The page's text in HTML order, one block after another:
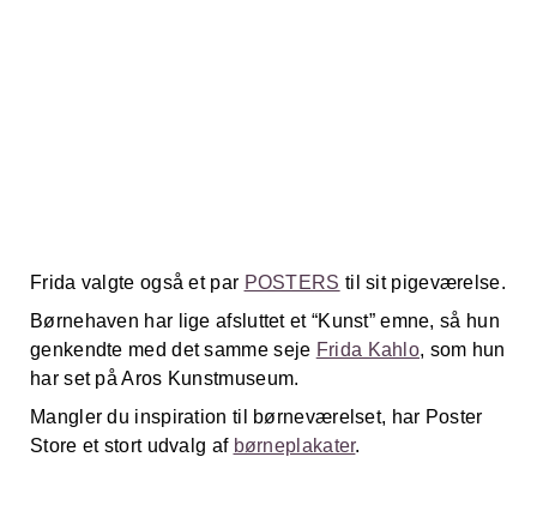
Frida valgte også et par POSTERS til sit pigeværelse.
Børnehaven har lige afsluttet et “Kunst” emne, så hun
genkendte med det samme seje Frida Kahlo, som hun
har set på Aros Kunstmuseum.
Mangler du inspiration til børneværelset, har Poster
Store et stort udvalg af børneplakater.